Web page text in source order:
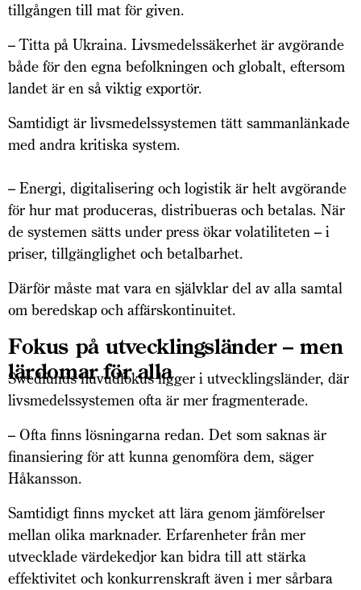
tillgången till mat för given.
– Titta på Ukraina. Livsmedelssäkerhet är avgörande
både för den egna befolkningen och globalt, eftersom
landet är en så viktig exportör.
Samtidigt är livsmedelssystemen tätt sammanlänkade
med andra kritiska system.
– Energi, digitalisering och logistik är helt avgörande
för hur mat produceras, distribueras och betalas. När
de systemen sätts under press ökar volatiliteten – i
priser, tillgänglighet och betalbarhet.
Därför måste mat vara en självklar del av alla samtal
om beredskap och affärskontinuitet.
Fokus på utvecklingsländer – men
lärdomar för alla
Swedfunds huvudfokus ligger i utvecklingsländer, där
livsmedelssystemen ofta är mer fragmenterade.
– Ofta finns lösningarna redan. Det som saknas är
finansiering för att kunna genomföra dem, säger
Håkansson.
Samtidigt finns mycket att lära genom jämförelser
mellan olika marknader. Erfarenheter från mer
utvecklade värdekedjor kan bidra till att stärka
effektivitet och konkurrenskraft även i mer sårbara